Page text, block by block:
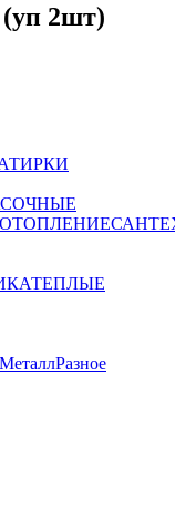
2шт)
ОТОПЛЕНИЕ
ТЕПЛЫЕ
МеталлРазное